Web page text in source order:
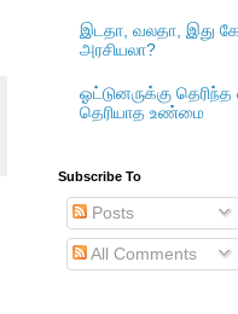
இடதா, வலதா, இது
அரசியலா?
ஓட்டுனருக்கு
தெரியாத உண்மை
Subscribe To
Posts
All Comments